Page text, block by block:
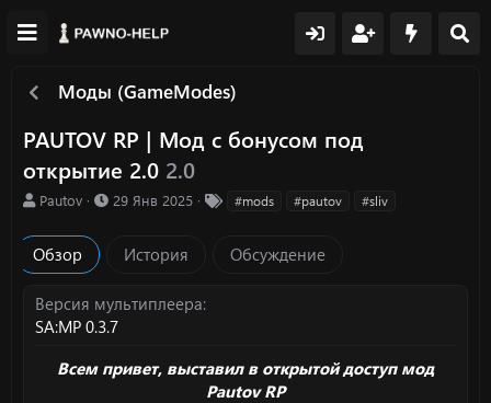
Моды (GameModes)
PAUTOV RP | Mод с бонусом под
открытие 2.0 2.0
А
т
о
р
Pautov
Д
о
з
д
н
29 Янв 2025
и
#mods #pautov #sliv
Обзор История Обсуждение
Версия мультиплеера
SA:MP 0.3.7
Всем привет, выставил в открытой доступ мод
Pautov RP